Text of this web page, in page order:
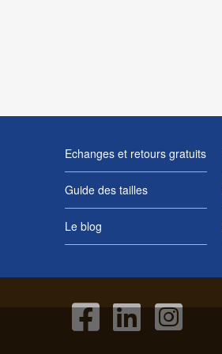
Echanges et retours gratuits
Guide des tailles
Le blog